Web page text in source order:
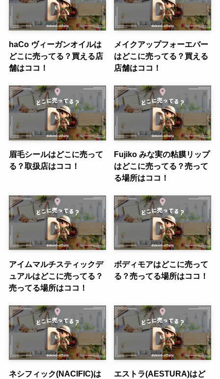
haCo ヴィーガンオイルは
どこに売ってる？買える店
舗はココ！
メイクアップフォーエバー
はどこに売ってる？買える
店舗はココ！
眉毛シールはどこに売って
る？取扱店はココ！
Fujiko みな実の粘膜リップ
はどこに売ってる？売って
る場所はココ！
アイムマルチスティックデ
ュアルはどこに売ってる？
売ってる場所はココ！
ボディモアはどこに売って
る？売ってる場所はココ！
ネシフィック(NACIFIC)は
エストラ(AESTURA)はど